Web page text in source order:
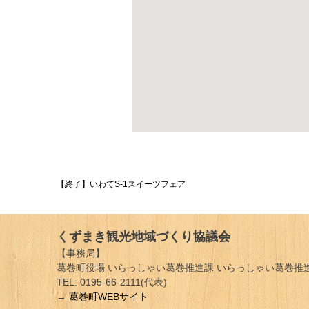
投
ナ
ビ
ゲ
【終了】いわてS-1スイーツフェア
くずまき観光地域づくり協議会
【事務局】
葛巻町役場 いらっしゃい葛巻推進課 いらっしゃい葛巻推
TEL: 0195-66-2111(代表)
→葛巻町WEBサイト